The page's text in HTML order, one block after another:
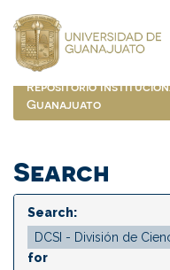
navigation
Repositorio
Guanajuato
Search
Search:
for